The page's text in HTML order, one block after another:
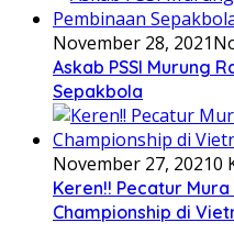
November 25, 2021
Wanita Paruh Baya
Sawit
November 25, 2021
DPRD Palangka
Tahun 2022